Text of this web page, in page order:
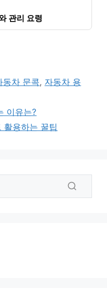
관리 요령
동차 문콕, 자동차 용
이유는?
활용하는 꿀팁